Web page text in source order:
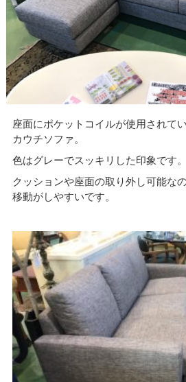
座面にポケットコイルが使用されて
カウチソファ。
色はグレーでスッキリした印象です。
クッションや座面の取り外し可能な
移動がしやすいです。